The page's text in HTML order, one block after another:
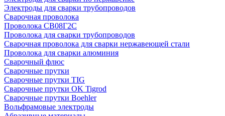
Электроды для сварки трубопроводов
Сварочная проволока
Проволока СВ08Г2С
Проволока для сварки трубопроводов
Сварочная проволока для сварки нержавеющей стали
Проволока для сварки алюминия
Сварочный флюс
Сварочные прутки
Сварочные прутки TIG
Сварочные прутки OK Tigrod
Сварочные прутки Boehler
Вольфрамовые электроды